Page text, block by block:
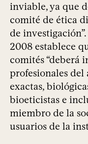
inviable, ya que
comité de ética
de
2008 establece
comités “deberá
profesionales del
exactas,
bioeticistas e
miembro de la
usuarios de la